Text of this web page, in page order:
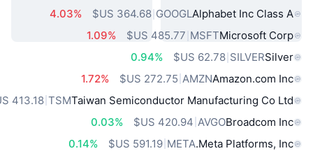
Alphabet Inc Class A
GOOGL
‏364.68 US$
4.03%
Microsoft Corp
MSFT
1.09%
Silver
SILVER
‏62.78 US$
0.94%
Amazon.com Inc
AMZN
1.72%
Taiwan Semiconductor Manufacturing Co Ltd
TSM
‏413.18 US$
Broadcom Inc
AVGO
0.03%
Meta Platforms, Inc.
META
‏591.19 US$
0.14%